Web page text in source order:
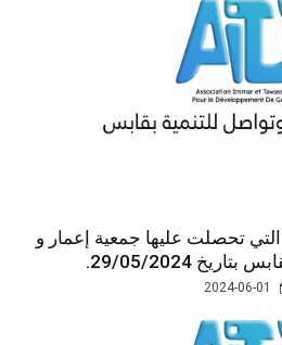
التي تحصلت عليها جمعية إعمار و
29/05/2024.